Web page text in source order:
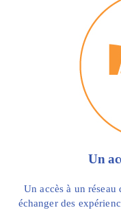
Un
Un accès à un
échanger des